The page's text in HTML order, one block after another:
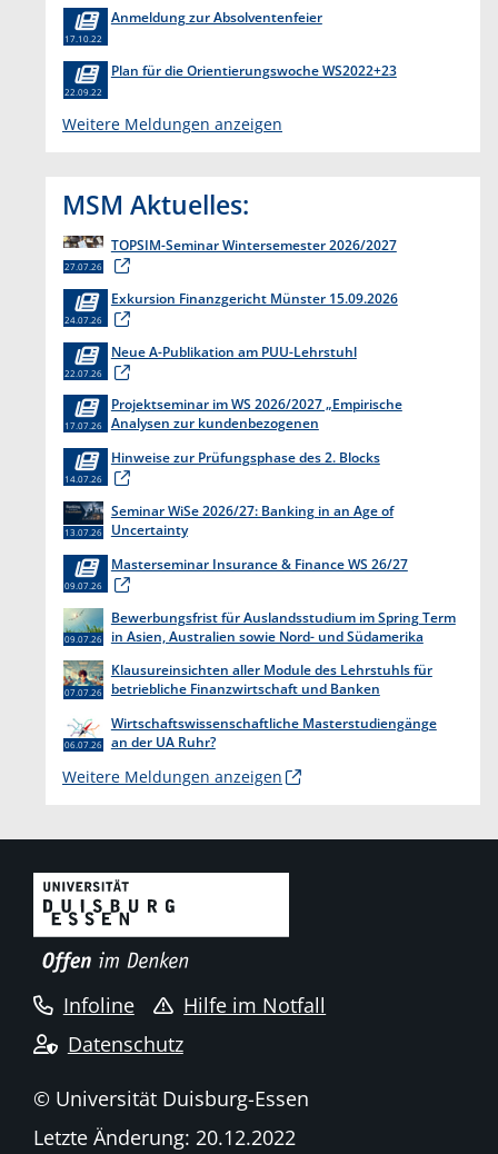
Anmeldung zur Absolventenfeier
17.10.22
Plan für die Orientierungswoche WS2022+23
22.09.22
Weitere Meldungen anzeigen
MSM Aktuelles:
TOPSIM-Seminar Wintersemester 2026/2027
27.07.26
Exkursion Finanzgericht Münster 15.09.2026
24.07.26
Neue A-Publikation am PUU-Lehrstuhl
22.07.26
Projektseminar im WS 2026/2027 „Empirische
Analysen zur kundenbezogenen
17.07.26
Hinweise zur Prüfungsphase des 2. Blocks
14.07.26
Seminar WiSe 2026/27: Banking in an Age of
Uncertainty
13.07.26
Masterseminar Insurance & Finance WS 26/27
09.07.26
Bewerbungsfrist für Auslandsstudium im Spring Term
in Asien, Australien sowie Nord- und Südamerika
09.07.26
Klausureinsichten aller Module des Lehrstuhls für
betriebliche Finanzwirtschaft und Banken
07.07.26
Wirtschaftswissenschaftliche Masterstudiengänge
an der UA Ruhr?
06.07.26
Weitere Meldungen anzeigen
Infoline
Hilfe im Notfall
Datenschutz
© Universität Duisburg-Essen
Letzte Änderung: 20.12.2022